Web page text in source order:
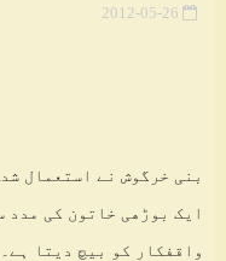
2012-05-26
بنی خرگوش نے استعمال
ایک بوڑھی خاتون کی مدد
واقفکار کو بیچ دیتا